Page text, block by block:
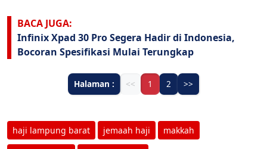
BACA JUGA:
Infinix Xpad 30 Pro Segera Hadir di Indonesia,
Bocoran Spesifikasi Mulai Terungkap
Halaman : << 1 2 >>
haji lampung barat jemaah haji makkah